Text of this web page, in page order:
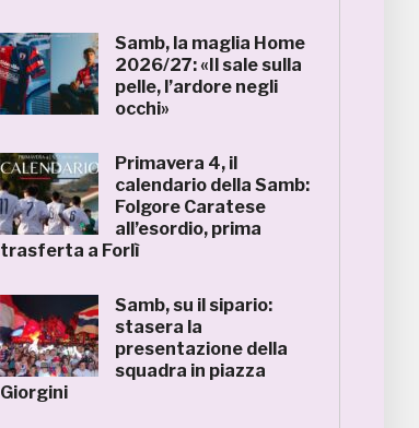
Samb, la maglia Home
2026/27: «Il sale sulla
pelle, l’ardore negli
occhi»
Primavera 4, il
calendario della Samb:
Folgore Caratese
all’esordio, prima
trasferta a Forlì
Samb, su il sipario:
stasera la
presentazione della
squadra in piazza
Giorgini